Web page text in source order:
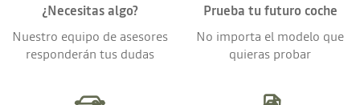
¿Necesitas algo?
Nuestro equipo de asesores
responderán tus dudas
Prueba tu futuro coche
No importa el modelo que
quieras probar